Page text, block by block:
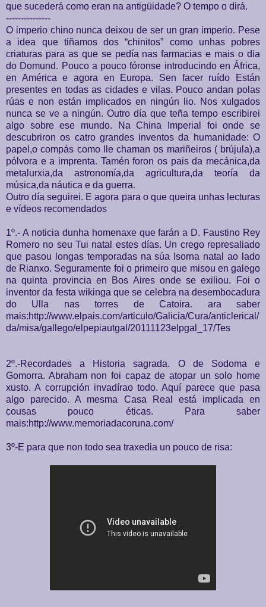
que sucederá como eran na antigüidade? O tempo o dirá.
---------------
O imperio chino nunca deixou de ser un gran imperio. Pese
a idea que tiñamos dos “chinitos” como unhas pobres
criaturas para as que se pedía nas farmacias e mais o dia
do Domund. Pouco a pouco fóronse introducindo en África,
en América e agora en Europa. Sen facer ruído Están
presentes en todas as cidades e vilas. Pouco andan polas
rúas e non están implicados en ningún lio. Nos xulgados
nunca se ve a ningún. Outro día que teña tempo escribirei
algo sobre ese mundo. Na China Imperial foi onde se
descubriron os catro grandes inventos da humanidade: O
papel,o compás como lle chaman os mariñeiros ( brújula),a
pólvora e a imprenta. Tamén foron os pais da mecánica,da
metalurxia,da astronomía,da agricultura,da teoría da
música,da náutica e da guerra.
Outro día seguirei. E agora para o que queira unhas lecturas
e vídeos recomendados
1º.- A noticia dunha homenaxe que farán a D. Faustino Rey
Romero no seu Tui natal estes días. Un crego represaliado
que pasou longas temporadas na súa Isorna natal ao lado
de Rianxo. Seguramente foi o primeiro que misou en galego
na quinta provincia en Bos Aires onde se exiliou. Foi o
inventor da festa wikinga que se celebra na desembocadura
do Ulla nas torres de Catoira. ara saber
mais:http://www.elpais.com/articulo/Galicia/Cura/anticlerical/
da/misa/gallego/elpepiautgal/20111123elpgal_17/Tes
2º.-Recordades a Historia sagrada. O de Sodoma e
Gomorra. Abraham non foi capaz de atopar un solo home
xusto. A corrupción invadírao todo. Aquí parece que pasa
algo parecido. A mesma Casa Real está implicada en
cousas pouco éticas. Para saber
mais:http://www.memoriadacoruna.com/
3º-E para que non todo sea traxedia un pouco de risa: